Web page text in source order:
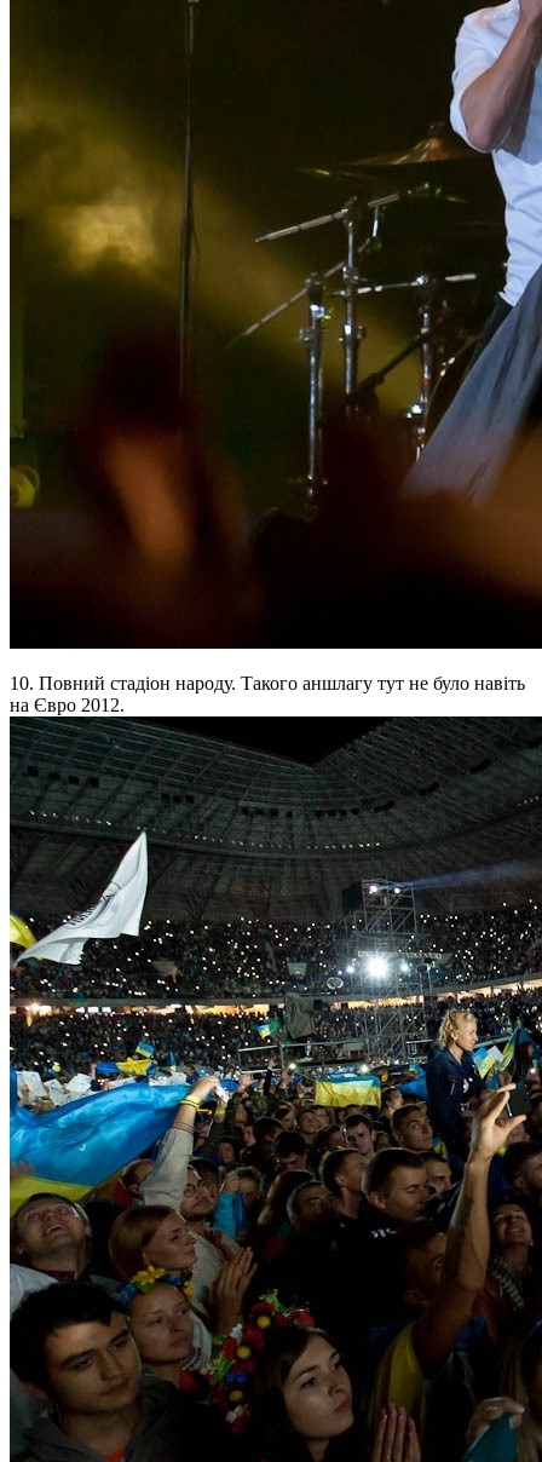
10. Повний стадіон народу. Такого аншлагу тут не було навіть
на Євро 2012.